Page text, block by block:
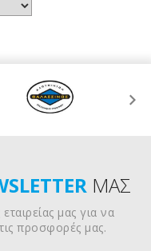
ΜΑΣ
μας για να
προσφορές μας.